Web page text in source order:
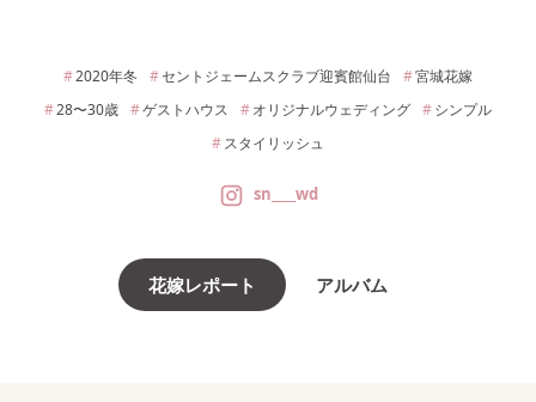
2020年冬 セントジェームスクラブ迎賓館仙台 宮城花嫁
28〜30歳 ゲストハウス オリジナルウェディング
シンプル
スタイリッシュ
sn____wd
花嫁レポート アルバム